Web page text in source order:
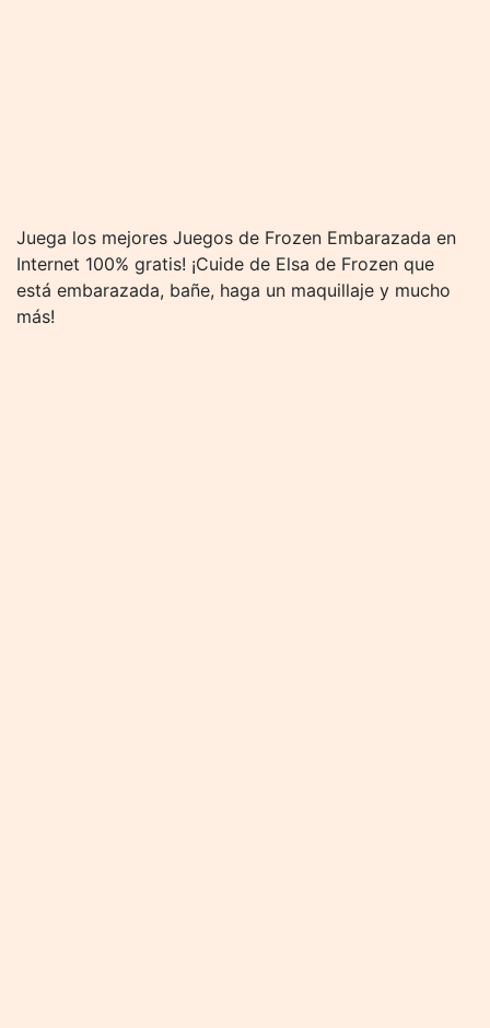
Juega los mejores Juegos de Frozen Embarazada en
Internet 100% gratis! ¡Cuide de Elsa de Frozen que
está embarazada, bañe, haga un maquillaje y mucho
más!